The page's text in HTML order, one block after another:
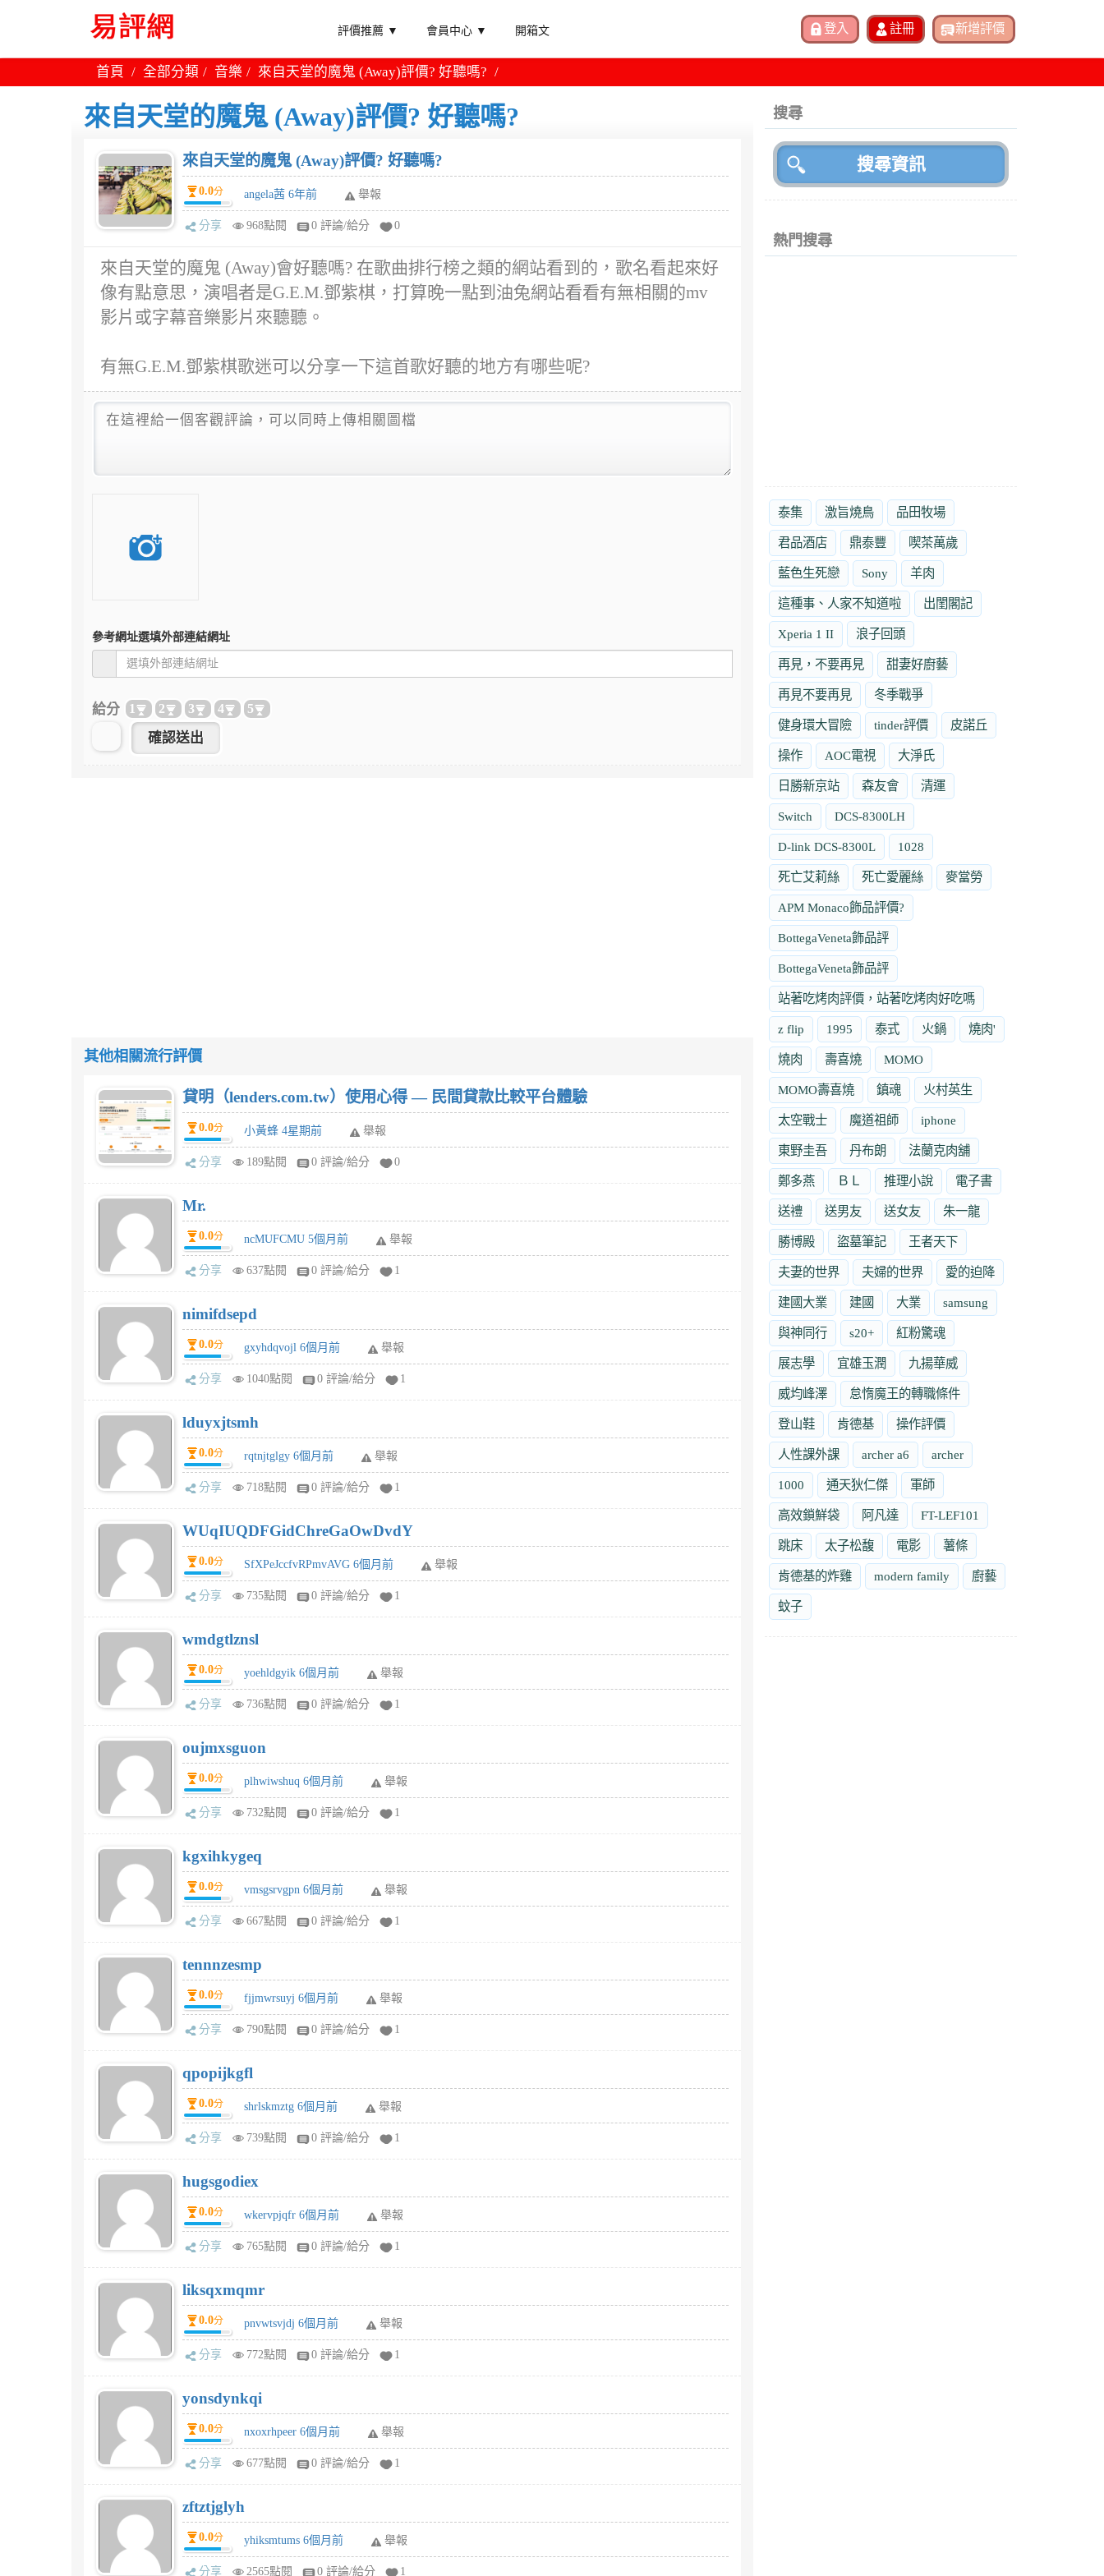
評價推薦 ▼ 會員中心 ▼ 開箱文
首頁 全部分類 音樂 來自天堂的魔鬼 (Away)評價? 好聽嗎?
來自天堂的魔鬼 (Away)評價? 好聽嗎?
來自天堂的魔鬼 (Away)評價? 好聽嗎?
0.0分 angela茜 6年前 舉報
分享 968點閱 0 評論/給分 0
來自天堂的魔鬼 (Away)會好聽嗎? 在歌曲排行榜之類的網站看到的，歌名看起來好
像有點意思，演唱者是G.E.M.鄧紫棋，打算晚一點到油兔網站看看有無相關的mv
影片或字幕音樂影片來聽聽。
有無G.E.M.鄧紫棋歌迷可以分享一下這首歌好聽的地方有哪些呢?
參考網址選填外部連結網址
給分 1 2 3 4 5
其他相關流行評價
貸明（lenders.com.tw）使用心得 — 民間貸款比較平台體驗
0.0分 小黃蜂 4星期前 舉報
分享 189點閱 0 評論/給分 0
Mr.
0.0分 ncMUFCMU 5個月前 舉報
分享 637點閱 0 評論/給分 1
nimifdsepd
0.0分 gxyhdqvojl 6個月前 舉報
分享 1040點閱 0 評論/給分 1
lduyxjtsmh
0.0分 rqtnjtglgy 6個月前 舉報
分享 718點閱 0 評論/給分 1
WUqIUQDFGidChreGaOwDvdY
0.0分 SfXPeJccfvRPmvAVG 6個月前 舉報
分享 735點閱 0 評論/給分 1
wmdgtlznsl
0.0分 yoehldgyik 6個月前 舉報
分享 736點閱 0 評論/給分 1
oujmxsguon
0.0分 plhwiwshuq 6個月前 舉報
分享 732點閱 0 評論/給分 1
kgxihkygeq
0.0分 vmsgsrvgpn 6個月前 舉報
分享 667點閱 0 評論/給分 1
tennnzesmp
0.0分 fjjmwrsuyj 6個月前 舉報
分享 790點閱 0 評論/給分 1
qpopijkgfl
0.0分 shrlskmztg 6個月前 舉報
分享 739點閱 0 評論/給分 1
hugsgodiex
0.0分 wkervpjqfr 6個月前 舉報
分享 765點閱 0 評論/給分 1
liksqxmqmr
0.0分 pnvwtsvjdj 6個月前 舉報
分享 772點閱 0 評論/給分 1
yonsdynkqi
0.0分 nxoxrhpeer 6個月前 舉報
分享 677點閱 0 評論/給分 1
zftztjglyh
0.0分 yhiksmtums 6個月前 舉報
分享 2565點閱 0 評論/給分 1
搜尋
熱門搜尋
泰集 激旨燒鳥 品田牧場
君品酒店 鼎泰豐 喫茶萬歲
藍色生死戀 Sony 羊肉
這種事、人家不知道啦 出閨閣記
Xperia 1 II 浪子回頭
再見，不要再見 甜妻好廚藝
再見不要再見 冬季戰爭
健身環大冒險 tinder評價 皮諾丘
操作 AOC電視 大淨氏
日勝新京站 森友會 清運
Switch DCS-8300LH
D-link DCS-8300L 1028
死亡艾莉絲 死亡愛麗絲 麥當勞
APM Monaco飾品評價?
BottegaVeneta飾品評
BottegaVeneta飾品評
站著吃烤肉評價，站著吃烤肉好吃嗎
z flip 1995 泰式 火鍋 燒肉'
燒肉 壽喜燒 MOMO
MOMO壽喜燒 鎮魂 火村英生
太空戰士 魔道祖師 iphone
東野圭吾 丹布朗 法蘭克肉舖
鄭多燕 ＢＬ 推理小說 電子書
送禮 送男友 送女友 朱一龍
勝博殿 盜墓筆記 王者天下
夫妻的世界 夫婦的世界 愛的迫降
建國大業 建國 大業 samsung
與神同行 s20+ 紅粉驚魂
展志學 宜雄玉潤 九揚華威
威均峰澤 怠惰魔王的轉職條件
登山鞋 肯德基 操作評價
人性課外課 archer a6 archer
1000 通天狄仁傑 軍師
高效鎖鮮袋 阿凡達 FT-LEF101
跳床 太子松馥 電影 薯條
肯德基的炸雞 modern family 廚藝
蚊子